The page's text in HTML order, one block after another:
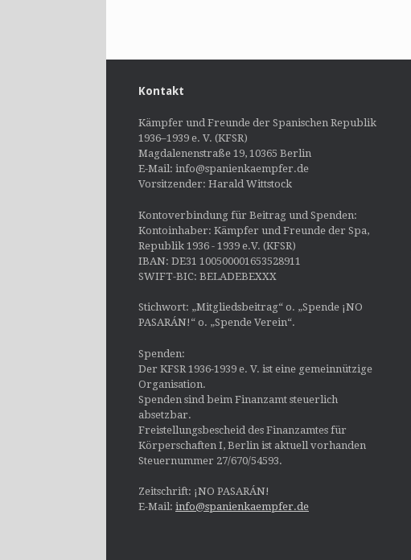
Kontakt
Kämpfer und Freunde der Spanischen Republik
1936–1939 e. V. (KFSR)
Magdalenenstraße 19, 10365 Berlin
E-Mail: info@spanienkaempfer.de
Vorsitzender: Harald Wittstock
Kontoverbindung für Beitrag und Spenden:
Kontoinhaber: Kämpfer und Freunde der Spa,
Republik 1936 - 1939 e.V. (KFSR)
IBAN: DE31 100500001653528911
SWIFT-BIC: BELADEBEXXX
Stichwort: „Mitgliedsbeitrag“ o. „Spende ¡NO
PASARÁN!“ o. „Spende Verein“.
Spenden:
Der KFSR 1936-1939 e. V. ist eine gemeinnützige
Organisation.
Spenden sind beim Finanzamt steuerlich
absetzbar.
Freistellungsbescheid des Finanzamtes für
Körperschaften I, Berlin ist aktuell vorhanden
Steuernummer 27/670/54593.
Zeitschrift: ¡NO PASARÁN!
E-Mail: info@spanienkaempfer.de